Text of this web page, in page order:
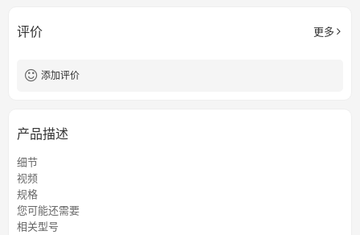
评价 更多
添加评价
产品描述
细节
视频
规格
您可能还需要
相关型号